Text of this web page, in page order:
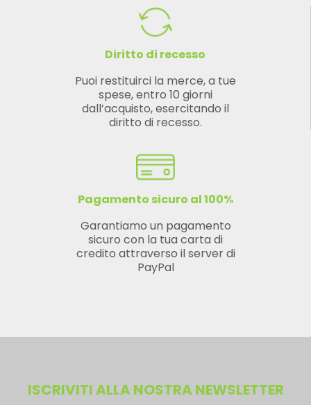
Diritto di recesso
Puoi restituirci la merce, a tue
spese, entro 10 giorni
dall’acquisto, esercitando il
diritto di recesso.
Pagamento sicuro al 100%
Garantiamo un pagamento
sicuro con la tua carta di
credito attraverso il server di
PayPal
ISCRIVITI ALLA NOSTRA NEWSLETTER